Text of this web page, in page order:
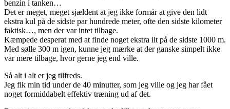
benzin i tanken…
Det er meget, meget sjældent at jeg ikke formår at give den lidt
ekstra kul på de sidste par hundrede meter, ofte den sidste kilometer
faktisk…, men der var intet tilbage.
Kæmpede desperat med at finde noget ekstra ilt på de sidste 1000 m.
Med sølle 300 m igen, kunne jeg mærke at der ganske simpelt ikke
var mere tilbage, hvor gerne jeg end ville.
Så alt i alt er jeg tilfreds.
Jeg fik min tid under de 40 minutter, som jeg ville og jeg har fået
noget formiddabelt effektiv træning ud af det.